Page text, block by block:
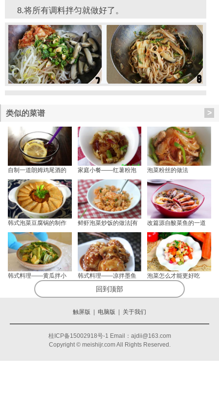
8.将所有调料拌匀就做好了。
>
类似的菜谱
自制一道朗姆鸡尾酒的
韩式泡菜豆腐锅的制作
韩式料理——黄瓜拌小
家庭小餐——红薯粉泡
鲜虾泡菜炒饭的做法[有
韩式料理——凉拌墨鱼
泡菜粉丝的做法
改篇源自酸菜鱼的一道
泡菜怎么才能更好吃
回到顶部
触屏版 电脑版 关于我们
桂ICP备15002918号-1 Email：ajdii@163.com
Copyright © meishijr.com All Rights Reserved.